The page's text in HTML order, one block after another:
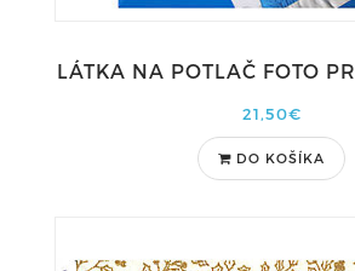
LÁTKA NA POTLAČ FOTO
21,50€
DO KOŠÍKA